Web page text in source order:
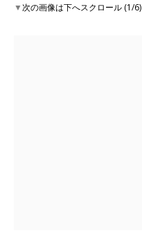
▼次の画像は下へスクロール (1/6)